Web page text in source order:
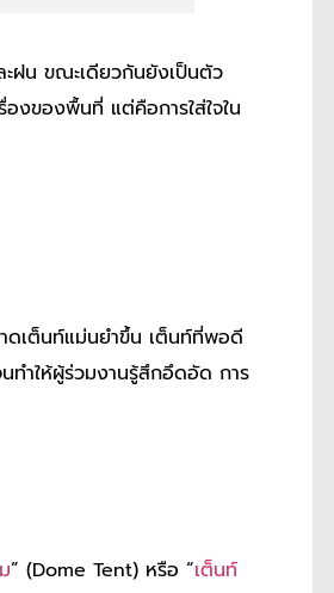
ะฝน ขณะเดียวกันยังเป็นตัว
งของพื้นที่ แต่คือการใส่ใจใน
ดเต็นท์แม่นยำขึ้น เต็นท์ที่พอดี
นทำให้ผู้ร่วมงานรู้สึกอึดอัด การ
” (Dome Tent) หรือ “เต็นท์